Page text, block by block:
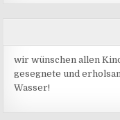
wir wünschen allen
gesegnete und
Wasser!